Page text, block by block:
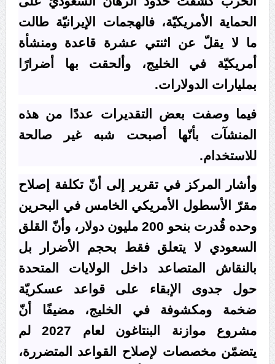
مقال: عاشوراء البحرين… ميدان جهاد بالكلمة
مركز أمريكيّ: الهجمات الإيرانية هزّت الثقة بالحماية
الأمريكيّة لدول الخليج
الحماية الأمريكيّة، فالهجمات الإيرانيّة طالت
ما لا يقلّ عن اثنتي عشرة قاعدة ومنشأة
أمريكيّة في الخليج، وألحقت بها أضرارًا
بمليارات الدولارات.
فيما وصفت بعض التقديرات عددًا من هذه
المنشآت بأنّها أصبحت شبه غير صالحة
للاستخدام.
وأشار المركز في تقرير إلى أنّ تكلفة إصلاح
مقرّ الأسطول الأمريكي الخامس في البحرين
وحده قُدرت بنحو 200 مليون دولار، وأنّ القلق
السعودي لا يتعلق فقط بحجم الأضرار بل
بالنقاش المتصاعد داخل الولايات المتحدة
حول جدوى الإبقاء على قواعد عسكريّة
ضخمة ومكشوفة في الخليج، مضيفًا أنّ
مشروع موازنة البنتاغون لعام 2027 لم
يتضمّن مخصصات لإصلاح القواعد المتضررة،